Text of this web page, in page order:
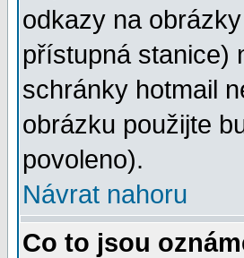
odkazy na
přístupná stanice)
schránky hotmail
obrázku použijte
povoleno).
Návrat nahoru
Co to jsou